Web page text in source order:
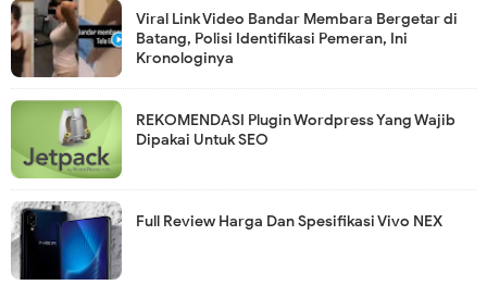
Viral Link Video Bandar Membara Bergetar di
Batang, Polisi Identifikasi Pemeran, Ini
Kronologinya
REKOMENDASI Plugin Wordpress Yang Wajib
Dipakai Untuk SEO
Full Review Harga Dan Spesifikasi Vivo NEX